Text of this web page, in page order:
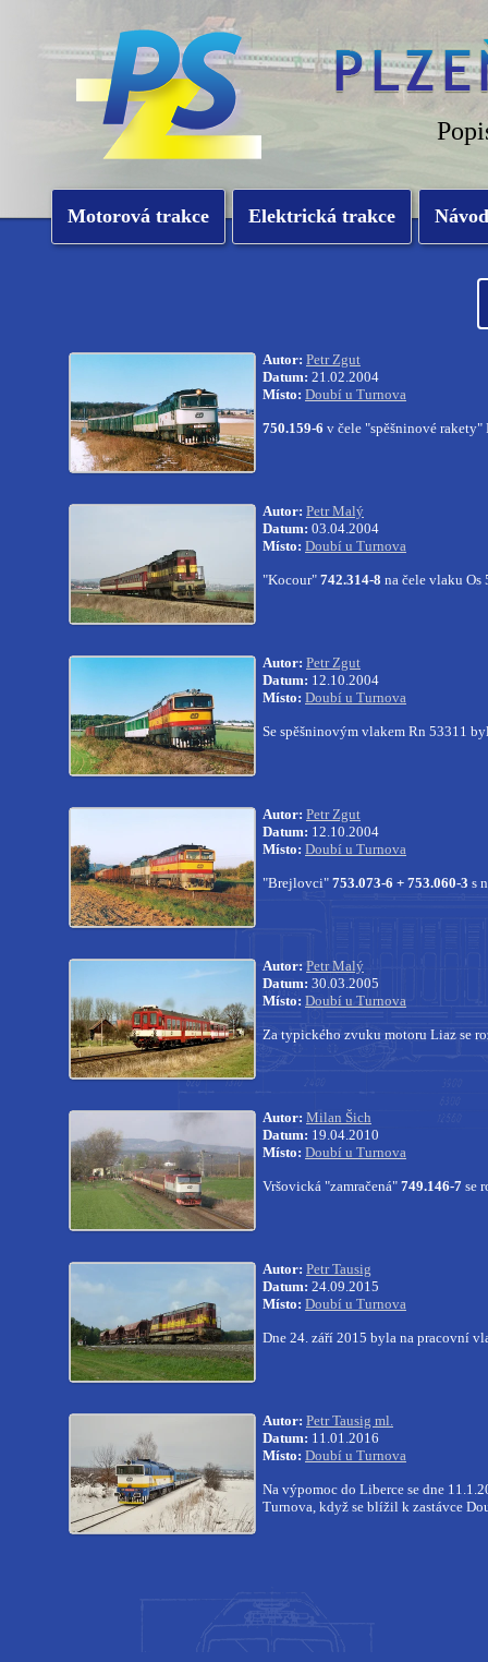
Motorová trakce Elektrická trakce
Autor: Petr Zgut
Datum: 21.02.2004
Místo: Doubí u Turnova
750.159-6 v čele "spěšninové
Autor: Petr Malý
Datum: 03.04.2004
Místo: Doubí u Turnova
"Kocour" 742.314-8 na čele vlaku
Autor: Petr Zgut
Datum: 12.10.2004
Místo: Doubí u Turnova
Se spěšninovým vlakem Rn 53311
Autor: Petr Zgut
Datum: 12.10.2004
Místo: Doubí u Turnova
"Brejlovci" 753.073-6 + 753.060-3 s
Autor: Petr Malý
Datum: 30.03.2005
Místo: Doubí u Turnova
Za typického zvuku motoru Liaz se
Autor: Milan Šich
Datum: 19.04.2010
Místo: Doubí u Turnova
Vršovická "zamračená" 749.146-7 se
Autor: Petr Tausig
Datum: 24.09.2015
Místo: Doubí u Turnova
Dne 24. září 2015 byla na pracovní
Autor: Petr Tausig ml.
Datum: 11.01.2016
Místo: Doubí u Turnova
Na výpomoc do Liberce se dne
Turnova, když se blížil k zastávce